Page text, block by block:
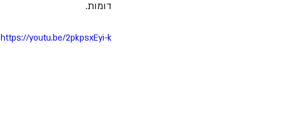
דומות.
https://youtu.be/2pkpsxEyi-k